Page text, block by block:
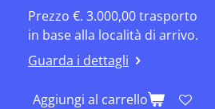
Prezzo €. 3.000,00 trasporto
in base alla località di arrivo.
Guarda i dettagli
Aggiungi al carrello